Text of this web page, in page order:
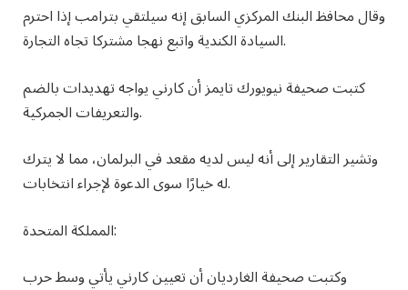
وقال محافظ البنك المركزي السابق إنه سيلتقي بترامب إذا احترم
السيادة الكندية واتبع نهجا مشتركا تجاه التجارة.
كتبت صحيفة نيويورك تايمز أن كارني يواجه تهديدات بالضم
والتعريفات الجمركية.
وتشير التقارير إلى أنه ليس لديه مقعد في البرلمان، مما لا يترك
له خيارًا سوى الدعوة لإجراء انتخابات.
المملكة المتحدة:
وكتبت صحيفة الغارديان أن تعيين كارني يأتي وسط حرب